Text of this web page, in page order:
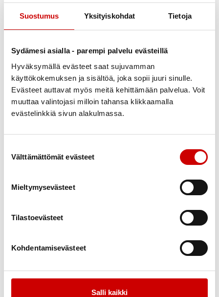
Suostumus Yksityiskohdat Tietoja
Sydämesi asialla - parempi palvelu evästeillä
Hyväksymällä evästeet saat sujuvamman
käyttökokemuksen ja sisältöä, joka sopii juuri sinulle.
Evästeet auttavat myös meitä kehittämään palvelua. Voit
muuttaa valintojasi milloin tahansa klikkaamalla
evästelinkkiä sivun alakulmassa.
Välttämättömät evästeet
Mieltymysevästeet
Tilastoevästeet
Kohdentamisevästeet
Salli kaikki
labradorinnoutaja tuntee postiauton äänen ja menee
lehdet ja kirjeet kotiin.
– Postinkantaja naureskelee, että Nelli on hänen
kollegansa.
Infarkti opetti ottamaan rennosti
huomiosta. Jos Nelli ei olisi herätellyt sinä
tapahtunut. Nyt puolitoista vuotta myöhemmin kaikki
kuntoutusjaksolta Peurungalta. Kela on myöntänyt
jaksoa, jotka ovat olleet hyviä.
Se opetti, että iän karttuessa vauhtia on pakko
tehnyt monta päivää puuhommia ”ihan kuten